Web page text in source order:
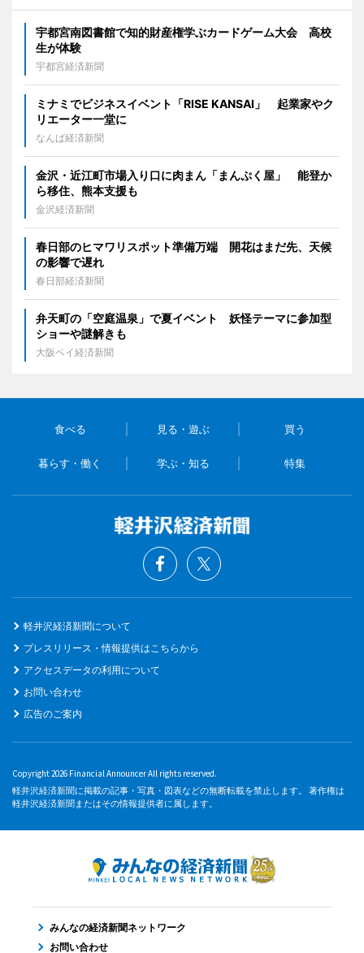
宇都宮南図書館で知的財産権学ぶカードゲーム大会 高校
生が体験
宇都宮経済新聞
ミナミでビジネスイベント「RISE KANSAI」 起業家やク
リエーター一堂に
なんば経済新聞
金沢・近江町市場入り口に肉まん「まんぷく屋」 能登か
ら移住、熊本支援も
金沢経済新聞
春日部のヒマワリスポット準備万端 開花はまだ先、天候
の影響で遅れ
春日部経済新聞
弁天町の「空庭温泉」で夏イベント 妖怪テーマに参加型
ショーや謎解きも
大阪ベイ経済新聞
食べる 見る・遊ぶ 買う
暮らす・働く 学ぶ・知る 特集
軽井沢経済新聞について
プレスリリース・情報提供はこちらから
アクセスデータの利用について
お問い合わせ
広告のご案内
Copyright 2026 Financial Announcer All rights reserved.
軽井沢経済新聞に掲載の記事・写真・図表などの無断転載を禁止します。 著作権は
軽井沢経済新聞またはその情報提供者に属します。
みんなの経済新聞ネットワーク
お問い合わせ